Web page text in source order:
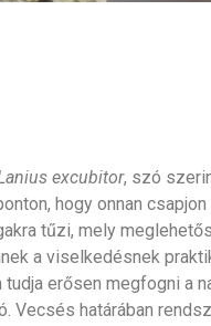
excubitor, szó
hogy onnan
tűzi, mely
a viselkedésnek
erősen megfogni a
Vecsés határában